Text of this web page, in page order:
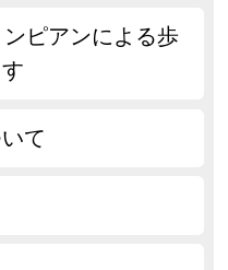
ンピアンによる歩
て